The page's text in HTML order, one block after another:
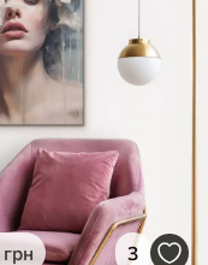
грн 3